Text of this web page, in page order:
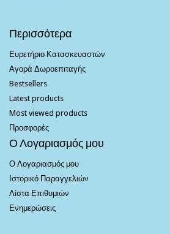
Περισσότερα
Ευρετήριο Κατασκευαστών
Αγορά Δωροεπιταγής
Bestsellers
Latest products
Most viewed products
Προσφορές
Ο Λογαριασμός μου
Ο Λογαριασμός μου
Ιστορικό Παραγγελιών
Λίστα Επιθυμιών
Ενημερώσεις